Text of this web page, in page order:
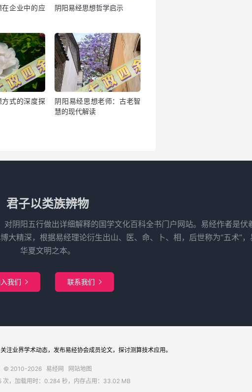
在企业中的应
阴阳易经思想哲学启示
式的深度探
阴阳易经思想老师：古老智
慧的现代解读
君子以类族辨物
阴阳五行做出详细解释的国学文化百科全书门户网站。易经作者是伏
大精深，根据易经理论衍生出山、医、命、卜、相，后世称为“五术”
华夏文明之本。
我们  联系我们 
关注业界学术动态，发布易经协会成员论文，探讨测算技术应用。
© 2010-2026 易经网
网站地图
次，加载用时：0.284 秒，内存占用：33.02 MB